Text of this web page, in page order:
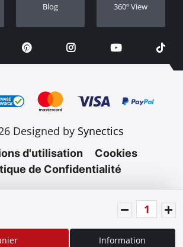
Information
Blog 360º View
Designed by Synectics
d'utilisation
Cookies
de Confidentialité